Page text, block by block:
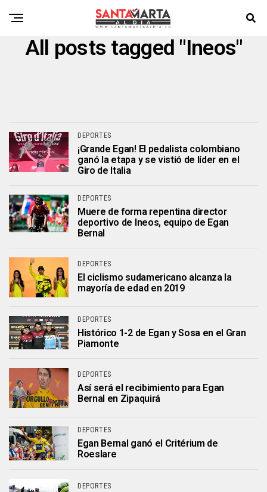
All posts tagged "Ineos"
DEPORTES
¡Grande Egan! El pedalista colombiano
ganó la etapa y se vistió de líder en el
Giro de Italia
DEPORTES
Muere de forma repentina director
deportivo de Ineos, equipo de Egan
Bernal
DEPORTES
El ciclismo sudamericano alcanza la
mayoría de edad en 2019
DEPORTES
Histórico 1-2 de Egan y Sosa en el Gran
Piamonte
DEPORTES
Así será el recibimiento para Egan
Bernal en Zipaquirá
DEPORTES
Egan Bernal ganó el Critérium de
Roeslare
DEPORTES